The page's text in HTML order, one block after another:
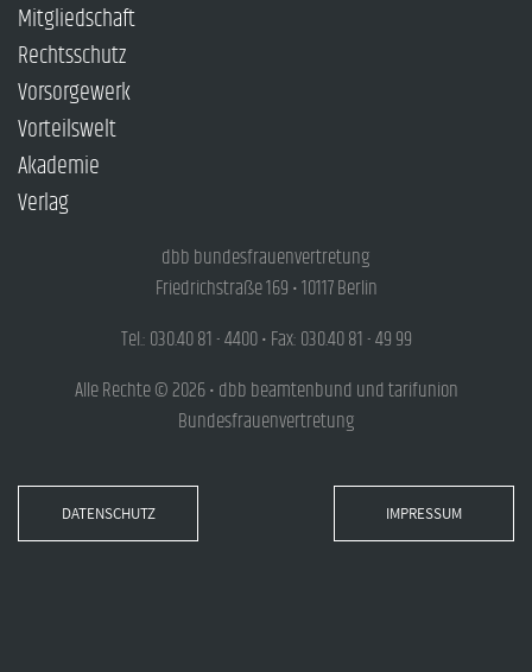
Mitgliedschaft
Rechtsschutz
Vorsorgewerk
Vorteilswelt
Akademie
Verlag
dbb bundesfrauenvertretung
Friedrichstraße 169 • 10117 Berlin
Tel.: 030.40 81 - 4400 • Fax: 030.40 81 - 49 99
Alle Rechte © 2026 • dbb beamtenbund und tarifunion
Bundesfrauenvertretung
DATENSCHUTZ IMPRESSUM